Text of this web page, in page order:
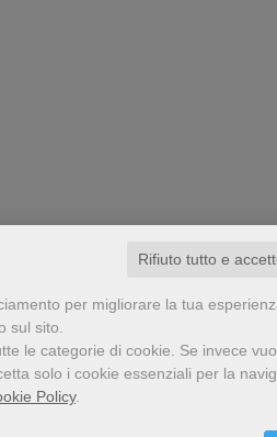
Rifiuto tutto e
per migliorare la tua
sul sito.
le categorie di cookie. Se invece
solo i cookie essenziali per la
Policy.